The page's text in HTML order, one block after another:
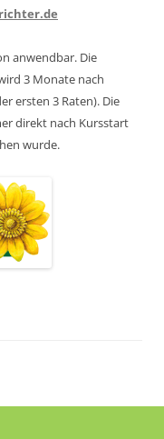
anwendbar. Die
3 Monate nach
ersten 3 Raten). Die
direkt nach Kursstart
wurde.